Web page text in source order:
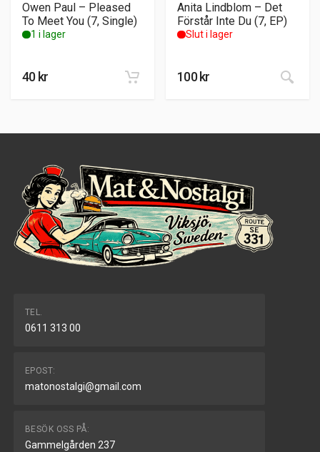
Owen Paul – Pleased
To Meet You (7, Single)
1 i lager
40 kr
Anita Lindblom – Det
Förstår Inte Du (7, EP)
Slut i lager
100 kr
TEL.
0611 313 00
EPOST:
matonostalgi@gmail.com
BESÖK OSS PÅ:
Gammelgården 237